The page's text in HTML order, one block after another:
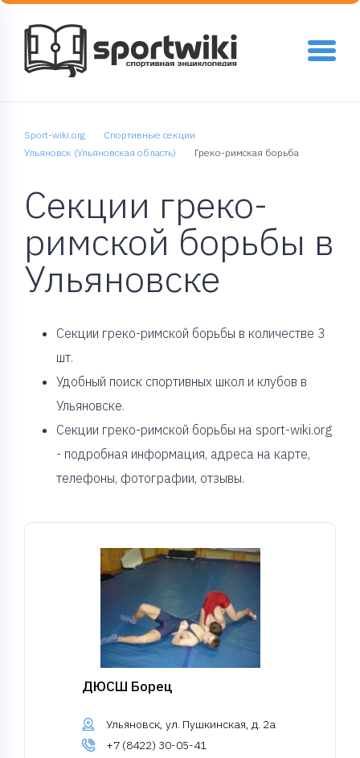
Sport-wiki.org
Спортивные секции
Ульяновск (Ульяновская область)
Греко-римская борьба
Секции греко-
римской борьбы в
Ульяновске
Cекции греко-римской борьбы в количестве 3
шт.
Удобный поиск спортивных школ и клубов в
Ульяновске.
Секции греко-римской борьбы на sport-wiki.org
- подробная информация, адреса на карте,
телефоны, фотографии, отзывы.
ДЮСШ Борец
Ульяновск, ул. Пушкинская, д. 2а
+7 (8422) 30-05-41